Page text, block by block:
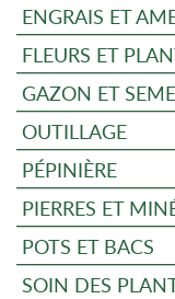
ENGRAIS ET
FLEURS ET
GAZON ET
OUTILLAGE
PÉPINIÈRE
PIERRES ET
POTS ET BACS
SOIN DES